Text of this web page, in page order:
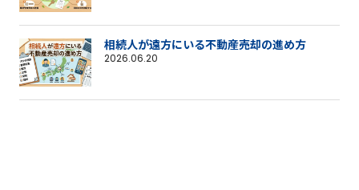
相続人が遠方にいる不動産売却の進め方
2026.06.20